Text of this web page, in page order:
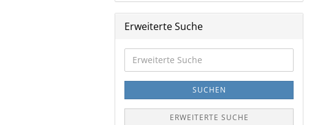
Erweiterte Suche
Suche
SUCHEN
ERWEITERTE SUCHE